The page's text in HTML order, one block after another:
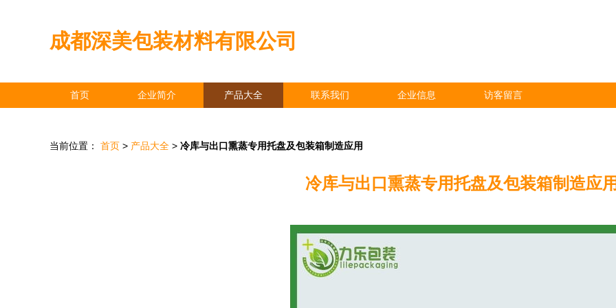
成都深美包装材料有限公司
首页 企业简介 产品大全 联系我们 企业信息 访客留言
当前位置： 首页 > 产品大全 > 冷库与出口熏蒸专用托盘及包装箱制造应用
冷库与出口熏蒸专用托盘及包装箱制造应